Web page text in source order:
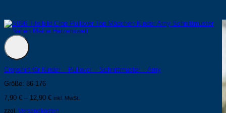
Cropshirt für Kinder – Pullover – Schnittmuster – Amy
Größe: 86-176
7,90 € – 12,90 € inkl. MwSt.
zzgl. Versandkosten